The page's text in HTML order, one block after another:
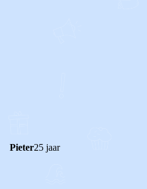
Pieter25 jaar